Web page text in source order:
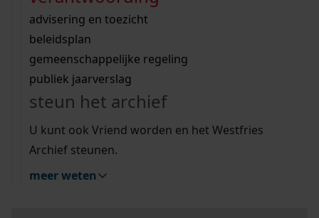
bouwvergunningen
omgevingsvergunningen
vergunningen
beeld en geluid
uitleg nodig?
Wij helpen u op weg met een aantal zoektips.
bekijk alle zoektips
Wij helpen u op weg met een aantal zoektips.
bekijk alle zoektips
bekijk ons geschiedenislokaal
advisering en toezicht
beleidsplan
gemeenschappelijke regeling
publiek jaarverslag
steun het archief
U kunt ook Vriend worden en het Westfries
Archief steunen.
meer weten
zoektips
Mijn Studiezaal (inloggen)
uw zoekopdracht te